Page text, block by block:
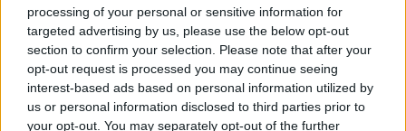
processing of your personal or sensitive information for
targeted advertising by us, please use the below opt-out
section to confirm your selection. Please note that after your
opt-out request is processed you may continue seeing
interest-based ads based on personal information utilized by
us or personal information disclosed to third parties prior to
your opt-out. You may separately opt-out of the further
Ekoauditpana Sommera své vlastní dokumentace EIA na Velkolom
Čertovy schody. Tento pán zde zuřivě hájil záměr těžaře navýšit
těžbu v CHKO Český kras. V té době ještě nevěděl, že Agentura
ochrany přírody a krajiny navrhne dokumentaci Ekoauditu
přepracovat jako nedostatečnou a vyjádří nesouhlas s navýšením
těžby.